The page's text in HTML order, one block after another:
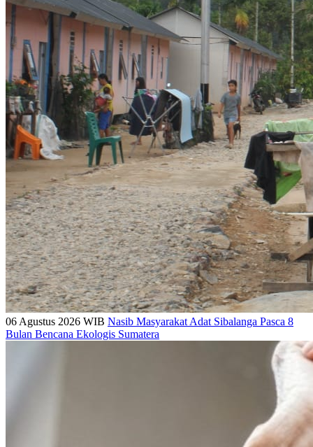
06 Agustus 2026 WIB Nasib Masyarakat Adat Sibalanga Pasca 8
Bulan Bencana Ekologis Sumatera